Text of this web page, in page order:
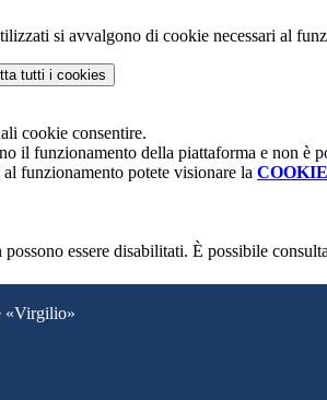
si avvalgono di cookie necessari al
tutti i cookies
cookie consentire.
il funzionamento della piattaforma e non è
funzionamento potete visionare la
essere disabilitati. È possibile
«Virgilio»